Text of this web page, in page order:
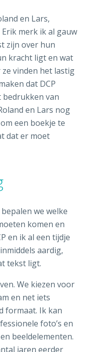
en Lars,
merk ik al gauw
zijn over hun
kracht ligt en wat
vinden het lastig
dat DCP
bedrukken van
en Lars nog
een boekje te
dat er moet
we welke
komen en
en ik al een tijdje
aardig,
tekst ligt.
We kiezen voor
en net iets
formaat. Ik kan
foto’s en
beeldelementen.
jaren eerder